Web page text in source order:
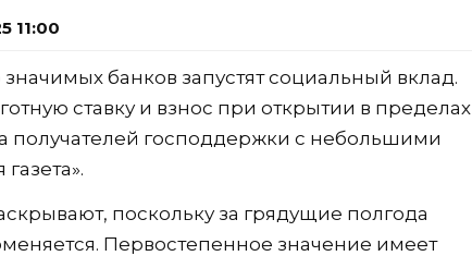
11:00
значимых банков запустят социальный вклад.
ставку и взнос при открытии в пределах
получателей господдержки с небольшими
поскольку за грядущие полгода
Первостепенное значение имеет